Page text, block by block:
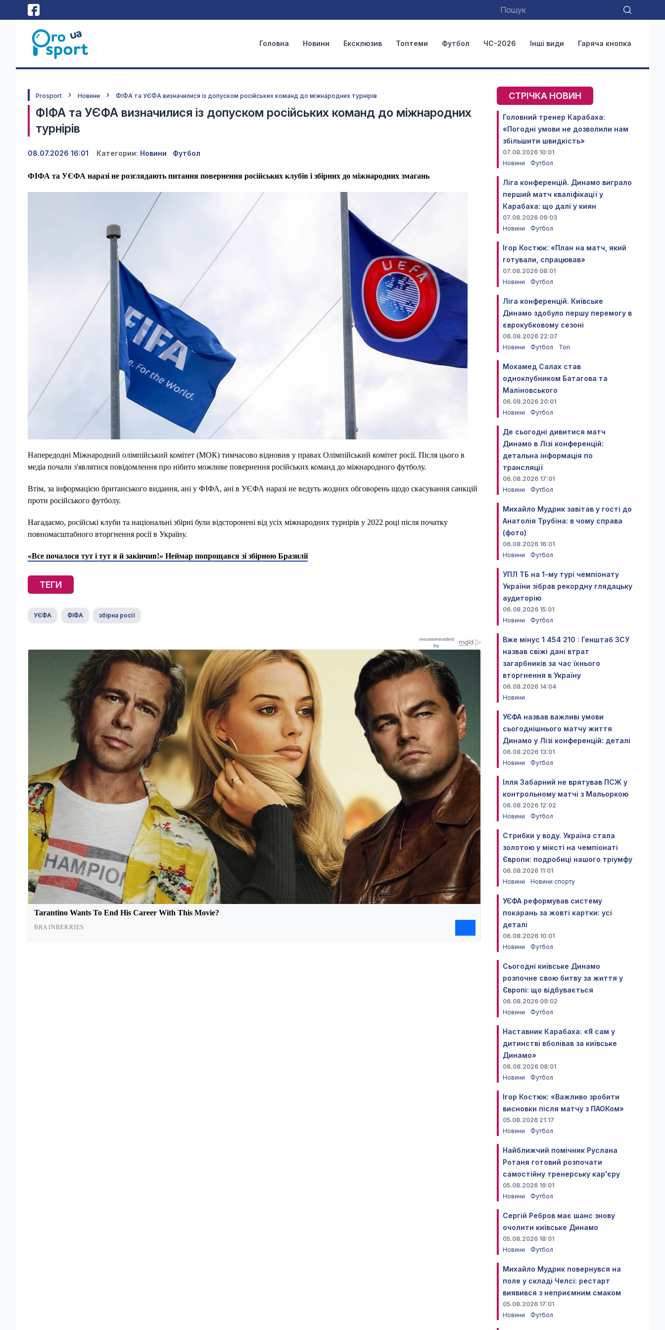
Головна Новини Ексклюзив Топтеми Футбол ЧС-2026 Інші види Гаряча кнопка
Prosport Новини ФІФА та УЄФА визначилися із допуском російських команд до міжнародних турнірів
ФІФА та УЄФА визначилися із допуском російських команд до міжнародних
турнірів
08.07.2026 16:01 Категории: Новини Футбол
ФІФА та УЄФА наразі не розглядають питання повернення російських клубів і збірних до міжнародних змагань
Напередодні Міжнародний олімпійський комітет (МОК) тимчасово відновив у правах Олімпійський комітет росії. Після цього в
медіа почали з'являтися повідомлення про нібито можливе повернення російських команд до міжнародного футболу.
Втім, за інформацією британського видання, ані у ФІФА, ані в УЄФА наразі не ведуть жодних обговорень щодо скасування санкцій
проти російського футболу.
Нагадаємо, російські клуби та національні збірні були відсторонені від усіх міжнародних турнірів у 2022 році після початку
повномасштабного вторгнення росії в Україну.
«Все почалося тут і тут я й закінчив!» Неймар попрощався зі збірною Бразилії
ТЕГИ
УЄФА ФІФА збірна росії
СТРІЧКА НОВИН
Головний тренер Карабаха:
«Погодні умови не дозволили нам
збільшити швидкість»
07.08.2026 10:01
Новини
Футбол
Ліга конференцій. Динамо виграло
перший матч кваліфікації у
Карабаха: що далі у киян
07.08.2026 09:03
Новини
Футбол
Ігор Костюк: «План на матч, який
готували, спрацював»
07.08.2026 08:01
Новини
Футбол
Ліга конференцій. Київське
Динамо здобуло першу перемогу в
єврокубковому сезоні
06.08.2026 22:07
Новини
Футбол Топ
Мохамед Салах став
одноклубником Батагова та
Маліновського
06.08.2026 20:01
Новини
Футбол
Де сьогодні дивитися матч
Динамо в Лізі конференцій:
детальна інформація по
трансляції
06.08.2026 17:01
Новини
Футбол
Михайло Мудрик завітав у гості до
Анатолія Трубіна: в чому справа
(фото)
06.08.2026 16:01
Новини
Футбол
УПЛ ТБ на 1-му турі чемпіонату
України зібрав рекордну глядацьку
аудиторію
06.08.2026 15:01
Новини
Футбол
Вже мінус 1 454 210 : Генштаб ЗСУ
назвав свіжі дані втрат
загарбників за час їхнього
вторгнення в Україну
06.08.2026 14:04
Новини
УЄФА назвав важливі умови
сьогоднішнього матчу життя
Динамо у Лізі конференцій: деталі
06.08.2026 13:01
Новини
Футбол
Ілля Забарний не врятував ПСЖ у
контрольному матчі з Мальоркою
06.08.2026 12:02
Новини
Футбол
Стрибки у воду. Україна стала
золотою у міксті на чемпіонаті
Європи: подробиці нашого тріумфу
06.08.2026 11:01
Новини
Новини спорту
УЄФА реформував систему
покарань за жовті картки: усі
деталі
06.08.2026 10:01
Новини
Футбол
Сьогодні київське Динамо
розпочне свою битву за життя у
Європі: що відбувається
06.08.2026 09:02
Новини
Футбол
Наставник Карабаха: «Я сам у
дитинстві вболівав за київське
Динамо»
06.08.2026 08:01
Новини
Футбол
Ігор Костюк: «Важливо зробити
висновки після матчу з ПАОКом»
05.08.2026 21:17
Новини
Футбол
Найближчий помічник Руслана
Ротаня готовий розпочати
самостійну тренерську кар'єру
05.08.2026 19:01
Новини
Футбол
Сергій Ребров має шанс знову
очолити київське Динамо
05.08.2026 18:01
Новини
Футбол
Михайло Мудрик повернувся на
поле у складі Челсі: рестарт
виявився з неприємним смаком
05.08.2026 17:01
Новини
Футбол